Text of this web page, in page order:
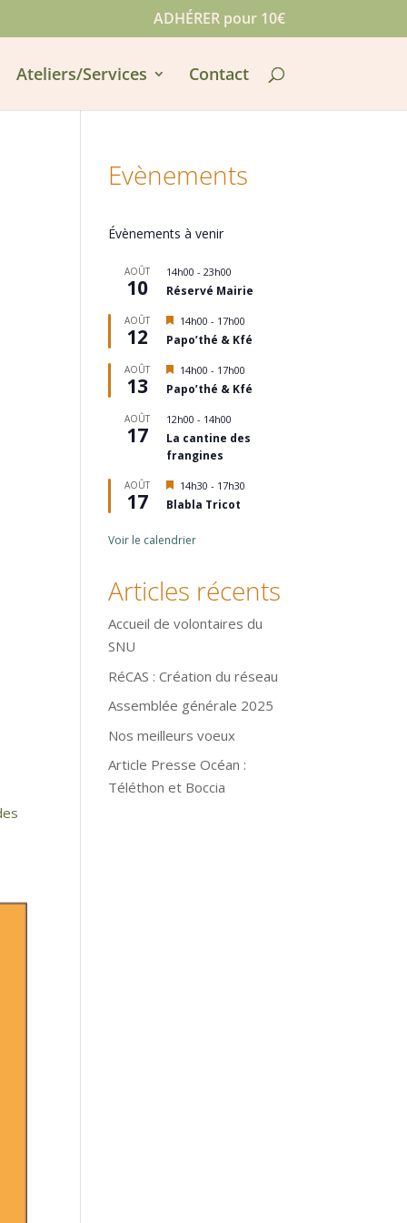
ADHÉRER pour 10€
Ateliers/Services Contact
Evènements
Évènements à venir
AOÛT
10
14h00 -23h00
Réservé Mairie
AOÛT
12
Mis
avant
14h00 - 17h00
Papo’thé & Kfé
AOÛT
13
Mis
avant
14h00 - 17h00
Papo’thé & Kfé
AOÛT
17
12h00 - 14h00
La cantine des
frangines
AOÛT
17
Mis
en
avant
14h30 - 17h30
Blabla Tricot
Voir le calendrier
Articles récents
Accueil de volontaires du
SNU
RéCAS : Création du réseau
Assemblée générale 2025
Nos meilleurs voeux
Article Presse Océan :
Téléthon et Boccia